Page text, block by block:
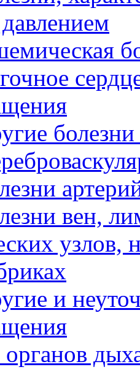
болезни
вен,
узлов,
и